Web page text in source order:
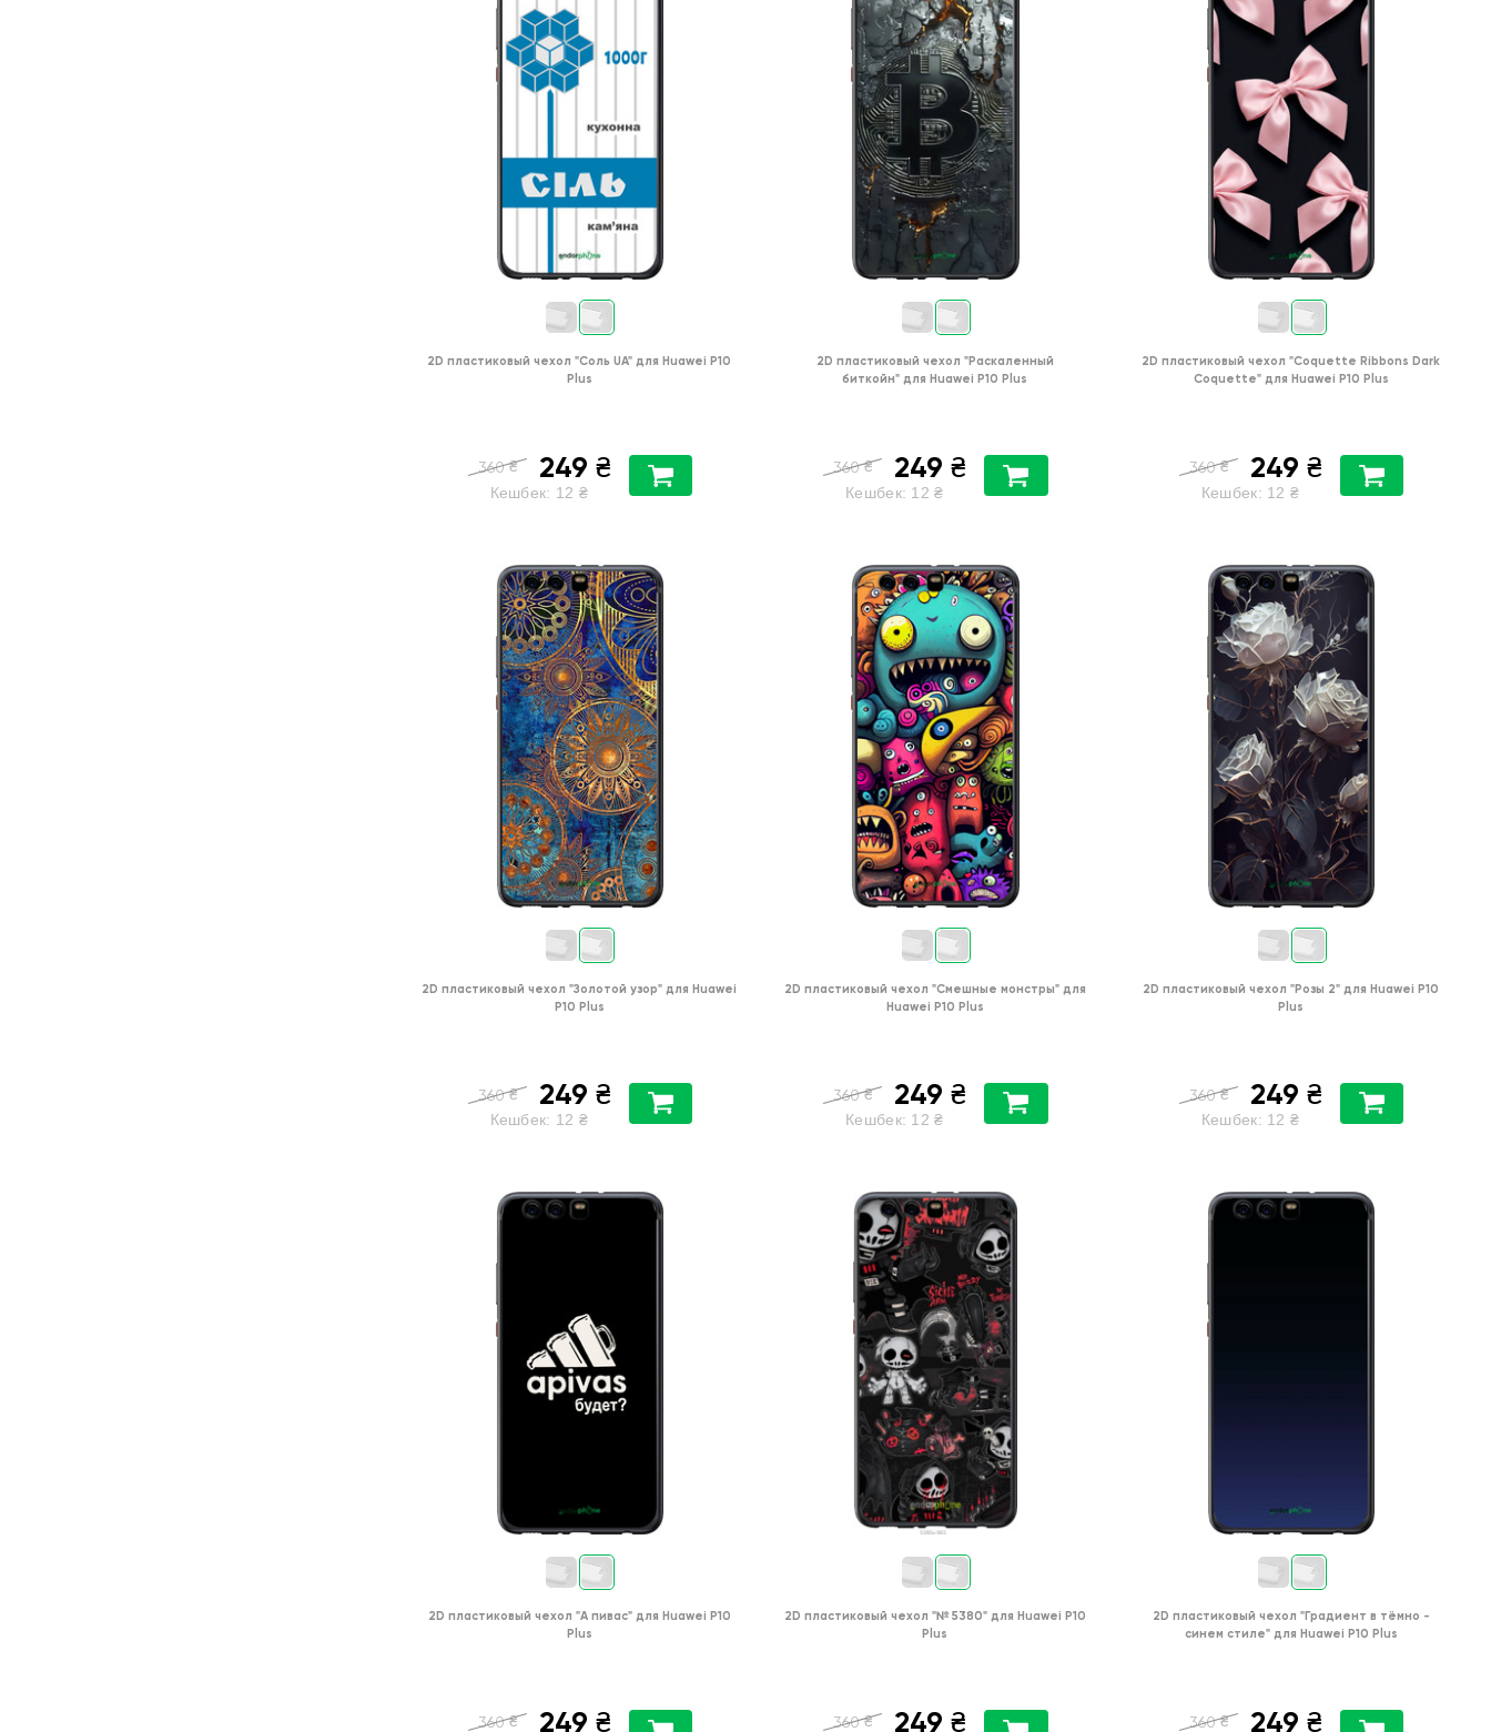
2D пластиковый чехол "Соль UA" для Huawei P10
Plus
360 ₴ 249 ₴
Кешбек: 12 ₴
2D пластиковый чехол "Раскаленный
биткойн" для Huawei P10 Plus
360 ₴ 249 ₴
Кешбек: 12 ₴
2D пластиковый чехол "Coquette Ribbons Dark
Coquette" для Huawei P10 Plus
360 ₴ 249 ₴
Кешбек: 12 ₴
2D пластиковый чехол "Золотой узор" для Huawei
P10 Plus
360 ₴ 249 ₴
Кешбек: 12 ₴
2D пластиковый чехол "Cмешные монстры" для
Huawei P10 Plus
360 ₴ 249 ₴
Кешбек: 12 ₴
2D пластиковый чехол "Розы 2" для Huawei P10
Plus
360 ₴ 249 ₴
Кешбек: 12 ₴
2D пластиковый чехол "А пивас" для Huawei P10
Plus
360 ₴ 249 ₴
2D пластиковый чехол "№ 5380" для Huawei P10
Plus
360 ₴ 249 ₴
2D пластиковый чехол "Градиент в тёмно -
синем стиле" для Huawei P10 Plus
360 ₴ 249 ₴